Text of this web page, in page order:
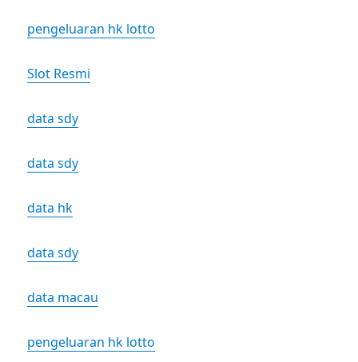
pengeluaran hk lotto
Slot Resmi
data sdy
data sdy
data hk
data sdy
data macau
pengeluaran hk lotto